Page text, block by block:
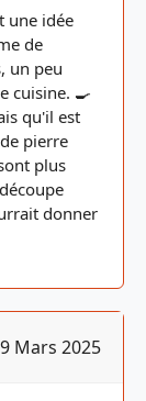
une idée
de
un peu
cuisine. 🍳
qu'il est
pierre
plus
donner
Mars 2025